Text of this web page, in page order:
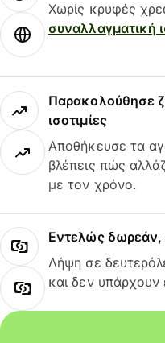
Χωρίς κρυφές
συναλλαγματική
Παρακολούθησε
ισοτιμίες
Αποθήκευσε τα
βλέπεις πώς
με τον χρόνο.
Εντελώς δωρεάν,
Λήψη σε
και δεν υπάρχουν